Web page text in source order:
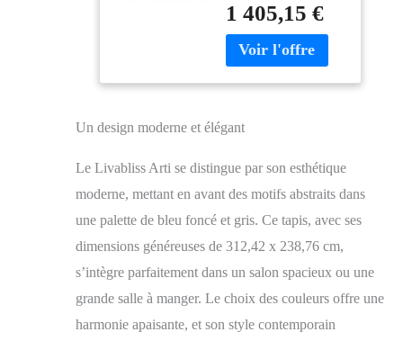
quotidienne, ce tapis
est approuvé par les
enfants et adapté aux
votre maison telles que
manger, la cuisine et
les couloirs. Type de
machine Tissé à la
machine avec des
fibres de
polypropylène pour
une durabilité
maximale. Magnifique
1 405,15 €
Un design moderne et élégant
Le Livabliss Arti se distingue par son esthétique
moderne, mettant en avant des motifs abstraits dans
une palette de bleu foncé et gris. Ce tapis, avec ses
dimensions généreuses de 312,42 x 238,76 cm,
s’intègre parfaitement dans un salon spacieux ou une
grande salle à manger. Le choix des couleurs offre une
harmonie apaisante, et son style contemporain